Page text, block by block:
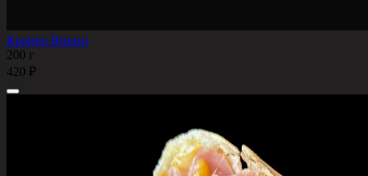
Кронер Винни
200 г
420 ₽